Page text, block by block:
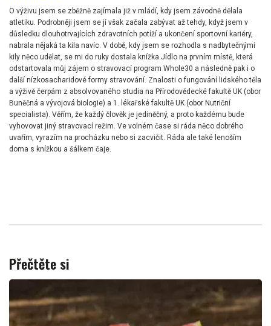
O výživu jsem se zběžně zajímala již v mládí, kdy jsem závodně dělala
atletiku. Podrobněji jsem se jí však začala zabývat až tehdy, když jsem v
důsledku dlouhotrvajících zdravotních potíží a ukončení sportovní kariéry,
nabrala nějaká ta kila navíc. V době, kdy jsem se rozhodla s nadbytečnými
kily něco udělat, se mi do ruky dostala knížka Jídlo na prvním místě, která
odstartovala můj zájem o stravovací program Whole30 a následně pak i o
další nízkosacharidové formy stravování. Znalosti o fungování lidského těla
a výživě čerpám z absolvovaného studia na Přírodovědecké fakultě UK (obor
Buněčná a vývojová biologie) a 1. lékařské fakultě UK (obor Nutriční
specialista). Věřím, že každý člověk je jediněčný, a proto každému bude
vyhovovat jiný stravovací režim. Ve volném čase si ráda něco dobrého
uvařím, vyrazím na procházku nebo si zacvičit. Ráda ale také lenoším
doma s knížkou a šálkem čaje.
Přečtěte si